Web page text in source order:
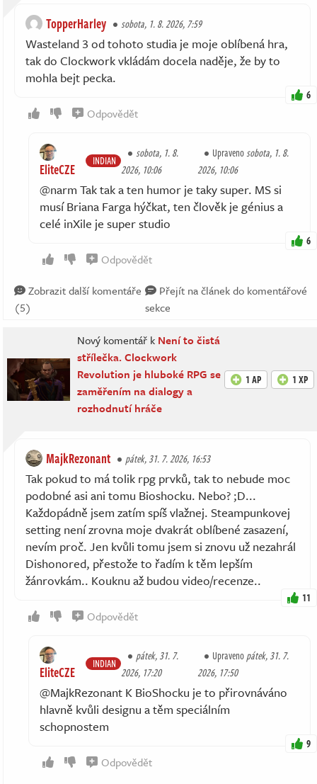
TopperHarley sobota, 1. 8. 2026, 7:59
Wasteland 3 od tohoto studia je moje oblíbená hra,
tak do Clockwork vkládám docela naděje, že by to
mohla bejt pecka.
6
Odpovědět
EliteCZE INDIAN
sobota, 1. 8.
2026, 10:06
Upravenosobota, 1. 8.
2026, 10:06
@narm Tak tak a ten humor je taky super. MS si
musí Briana Farga hýčkat, ten člověk je génius a
celé inXile je super studio
6
Odpovědět
Zobrazit další komentáře
(5)
Přejít na článek do komentářové
sekce
Nový komentář k Není to čistá
střílečka. Clockwork
Revolution je hluboké RPG se
zaměřením na dialogy a
rozhodnutí hráče
1 AP 1 XP
MajkRezonant pátek, 31. 7. 2026, 16:53
Tak pokud to má tolik rpg prvků, tak to nebude moc
podobné asi ani tomu Bioshocku. Nebo? ;D...
Každopádně jsem zatím spíš vlažnej. Steampunkovej
setting není zrovna moje dvakrát oblíbené zasazení,
nevím proč. Jen kvůli tomu jsem si znovu už nezahrál
Dishonored, přestože to řadím k těm lepším
žánrovkám.. Kouknu až budou video/recenze..
11
Odpovědět
EliteCZE INDIAN
pátek, 31. 7.
2026, 17:20
Upravenopátek, 31. 7.
2026, 17:50
@MajkRezonant K BioShocku je to přirovnáváno
hlavně kvůli designu a těm speciálním
schopnostem
9
Odpovědět